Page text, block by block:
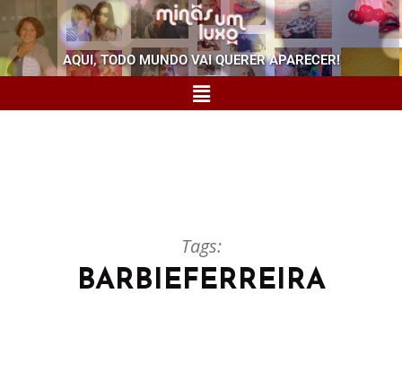
AQUI, TODO MUNDO VAI QUERER APARECER!
Tags:
BARBIEFERREIRA